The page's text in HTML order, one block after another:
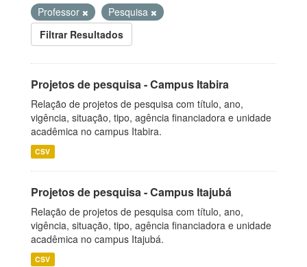
Professor
Pesquisa
Filtrar Resultados
Projetos de pesquisa - Campus Itabira
Relação de projetos de pesquisa com título, ano,
vigência, situação, tipo, agência financiadora e unidade
acadêmica no campus Itabira.
CSV
Projetos de pesquisa - Campus Itajubá
Relação de projetos de pesquisa com título, ano,
vigência, situação, tipo, agência financiadora e unidade
acadêmica no campus Itajubá.
CSV